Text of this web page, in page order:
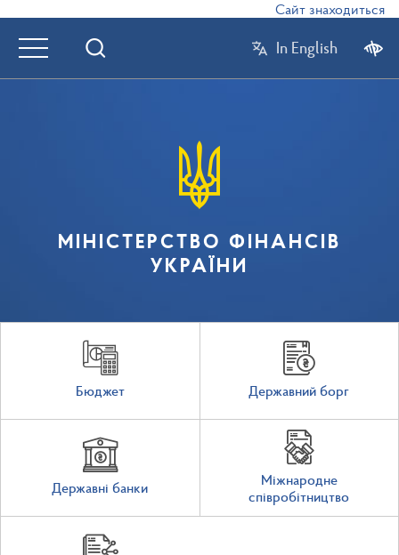
Сайт знаходиться в
In English
МІНІСТЕРСТВО ФІНАНСІВ
УКРАЇНИ
Бюджет Державний борг
Державні банки
Міжнародне
співробітництво